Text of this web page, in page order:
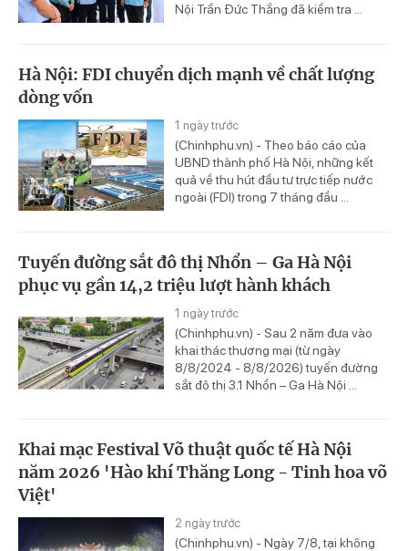
Nội Trần Đức Thắng đã kiểm tra ...
Hà Nội: FDI chuyển dịch mạnh về chất lượng
dòng vốn
1 ngày trước
(Chinhphu.vn) - Theo báo cáo của
UBND thành phố Hà Nội, những kết
quả về thu hút đầu tư trực tiếp nước
ngoài (FDI) trong 7 tháng đầu ...
Tuyến đường sắt đô thị Nhổn – Ga Hà Nội
phục vụ gần 14,2 triệu lượt hành khách
1 ngày trước
(Chinhphu.vn) - Sau 2 năm đưa vào
khai thác thương mại (từ ngày
8/8/2024 - 8/8/2026) tuyến đường
sắt đô thị 3.1 Nhổn – Ga Hà Nội ...
Khai mạc Festival Võ thuật quốc tế Hà Nội
năm 2026 'Hào khí Thăng Long - Tinh hoa võ
Việt'
2 ngày trước
(Chinhphu.vn) - Ngày 7/8, tại không